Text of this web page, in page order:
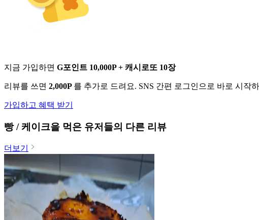
지금 가입하면 G포인트 10,000P + 캐시로또 10장
리뷰를 쓰면 2,000P 를 추가로 드려요. SNS 간편 로그인으로 바로 시작
가입하고 혜택 받기
빵 / 케이크을 먹은 유저들의 다른 리뷰
더보기